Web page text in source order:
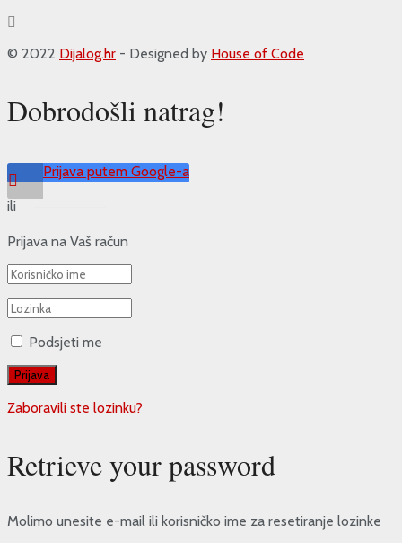
© 2022 Dijalog.hr - Designed by House of Code
Dobrodošli natrag!
Prijava putem Google-a
ili
Prijava na Vaš račun
Podsjeti me
Zaboravili ste lozinku?
Retrieve your password
Molimo unesite e-mail ili korisničko ime za resetiranje lozinke